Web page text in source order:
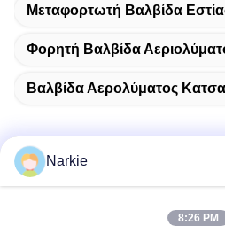
Μεταφορτωτή Βαλβίδα
Φορητή Βαλβίδα
Βαλβίδα Αερολύματος
Narkie
8:26 PM